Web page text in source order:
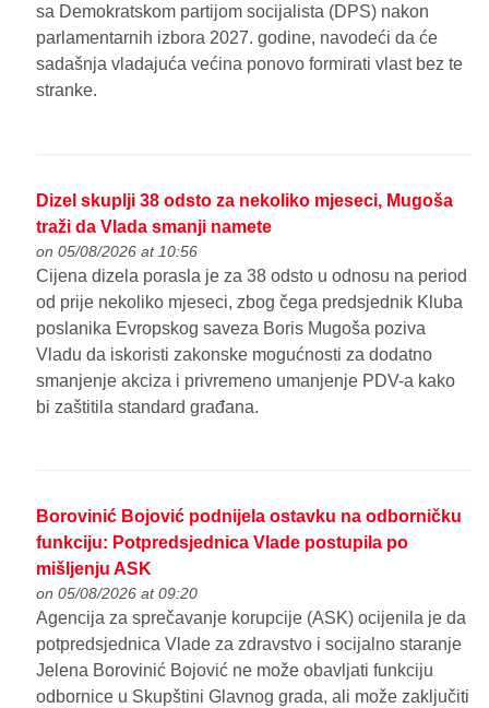
sa Demokratskom partijom socijalista (DPS) nakon
parlamentarnih izbora 2027. godine, navodeći da će
sadašnja vladajuća većina ponovo formirati vlast bez te
stranke.
Dizel skuplji 38 odsto za nekoliko mjeseci, Mugoša
traži da Vlada smanji namete
on 05/08/2026 at 10:56
Cijena dizela porasla je za 38 odsto u odnosu na period
od prije nekoliko mjeseci, zbog čega predsjednik Kluba
poslanika Evropskog saveza Boris Mugoša poziva
Vladu da iskoristi zakonske mogućnosti za dodatno
smanjenje akciza i privremeno umanjenje PDV-a kako
bi zaštitila standard građana.
Borovinić Bojović podnijela ostavku na odborničku
funkciju: Potpredsjednica Vlade postupila po
mišljenju ASK
on 05/08/2026 at 09:20
Agencija za sprečavanje korupcije (ASK) ocijenila je da
potpredsjednica Vlade za zdravstvo i socijalno staranje
Jelena Borovinić Bojović ne može obavljati funkciju
odbornice u Skupštini Glavnog grada, ali može zaključiti